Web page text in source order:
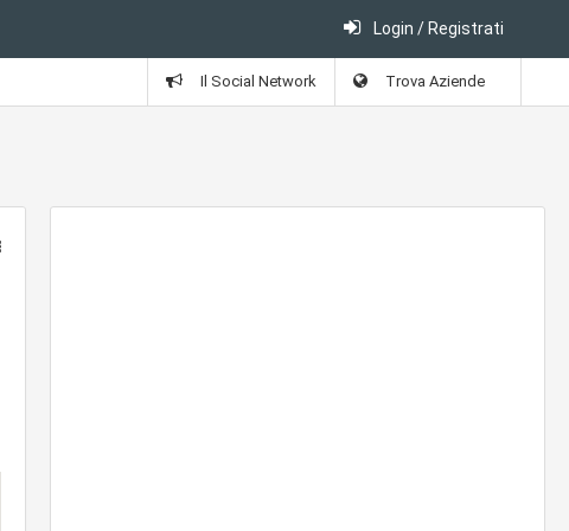
Login / Registrati
Il Social Network Trova Aziende